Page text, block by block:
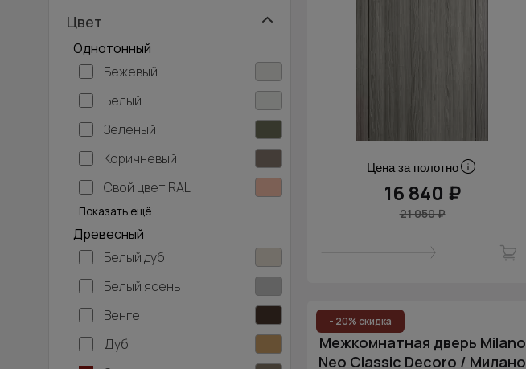
Цвет
Однотонный
Бежевый
Белый
Зеленый
Коричневый
Свой цвет RAL
Серебристый
Серый
Темно-серый
Хаки
Черный
Показать ещё
Древесный
Белый дуб
Белый ясень
Венге
Дуб
Цена за полотно
16 840 ₽
21 050 ₽
- 20% скидка
Межкомнатная дверь Milano
Neo Classic Decoro / Милано